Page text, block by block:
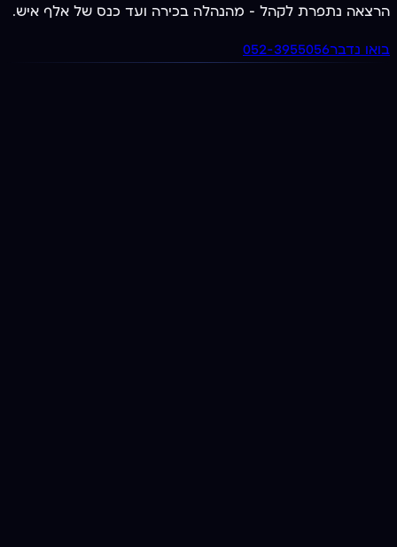
הרצאה נתפרת לקהל — מהנהלה בכירה ועד כנס של אלף איש.
בואו נדבר052-3955056